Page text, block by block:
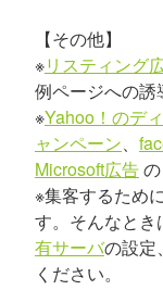
【その他】
※リスティング
例ページへの誘
※Yahoo！のデ
ャンペーン、
Microsoft広告
※集客するため
す。そんなとき
有サーバの設定、
ください。